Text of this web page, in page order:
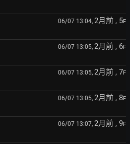
06/07 13:04, 2月前 , 5F
06/07 13:05, 2月前 , 6F
06/07 13:05, 2月前 , 7F
06/07 13:05, 2月前 , 8F
06/07 13:07, 2月前 , 9F